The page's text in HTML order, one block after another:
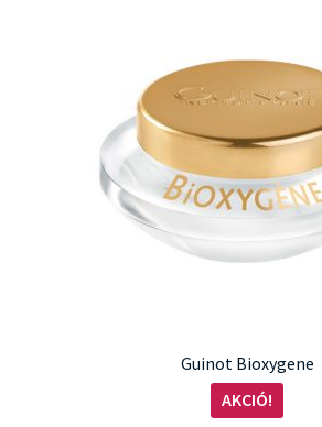
Guinot Bioxygene
AKCIÓ!